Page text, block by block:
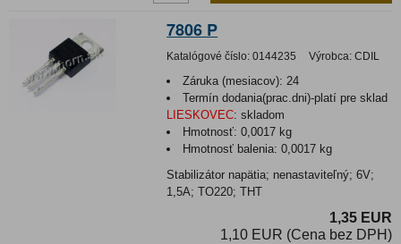
7806 P
Katalógové číslo: 0144235 Výrobca: CDIL
Záruka (mesiacov): 24
Termín dodania(prac.dni)-platí pre sklad
LIESKOVEC: skladom
Hmotnosť:0,0017 kg
Hmotnosť balenia:0,0017 kg
Stabilizátor napätia; nenastaviteľný; 6V;
1,5A; TO220; THT
1,35 EUR
1,10 EUR (Cena bez DPH)